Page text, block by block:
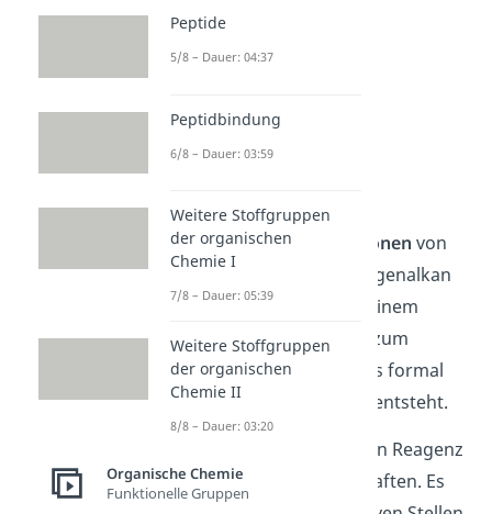
Nukleophil
Kommen wir jetzt zu den
unterschiedlichen
Reaktionen von
Halogenalkanen. Ein Halogenalkan
wird typischerweise von einem
Nukleophil angegriffen – zum
Beispiel von Ethanolat, das formal
aus Ethanol, also Alkohol entsteht.
Somit ist ein Nukleophil ein Reagenz
mit bestimmten Eigenschaften. Es
Peptide
5/8 – Dauer: 04:37
Peptidbindung
6/8 – Dauer: 03:59
Weitere Stoffgruppen
der organischen
Chemie I
7/8 – Dauer: 05:39
Weitere Stoffgruppen
der organischen
Chemie II
8/8 – Dauer: 03:20
Organische Chemie
Funktionelle Gruppen